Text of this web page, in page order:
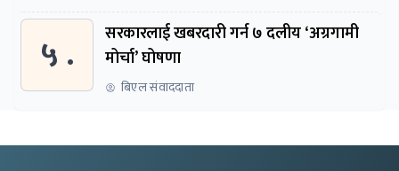
५ .
सरकारलाई खबरदारी गर्न ७ दलीय ‘अग्रगामी
मोर्चा’ घोषणा
बिएल संवाददाता